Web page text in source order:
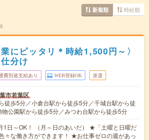
新着順 時給順
にピッタリ＊時給1,500円～〉
分け
費別途支給あり WEB登録OK 派遣
市若葉区
徒歩5分／小倉台駅から徒歩5分／千城台駅から徒
物公園駅から徒歩5分／みつわ台駅から徒歩5分
1日～OK！ （月～日のあいだ） ★「土曜と日曜だ
々な働き方ができます！ ★お仕事ゼロの週があっ